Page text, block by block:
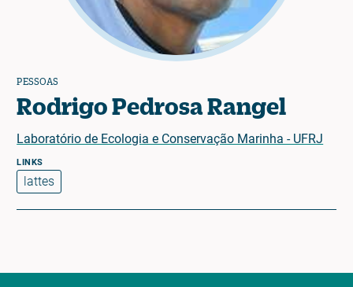
PESSOAS
Rodrigo Pedrosa Rangel
Laboratório de Ecologia e Conservação Marinha - UFRJ
lattes